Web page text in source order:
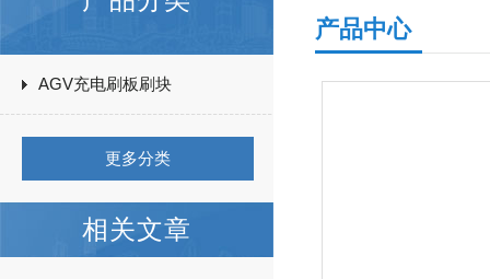
AGV充电刷板刷块
更多分类
相关文章
产品中心